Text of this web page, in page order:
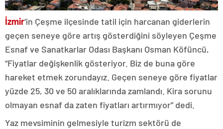
İzmir‘in Çeşme ilçesinde tatil için harcanan giderlerin
geçen seneye göre artış gösterdiğini söyleyen Çeşme
Esnaf ve Sanatkarlar Odası Başkanı Osman Köfüncü,
“Fiyatlar değişkenlik gösteriyor. Biz de buna göre
hareket etmek zorundayız. Geçen seneye göre fiyatlar
yüzde 25, 30 ve 50 aralıklarında zamlandı. Kira sorunu
olmayan esnaf da zaten fiyatları artırmıyor” dedi.
Yaz mevsiminin gelmesiyle turizm sektörü de